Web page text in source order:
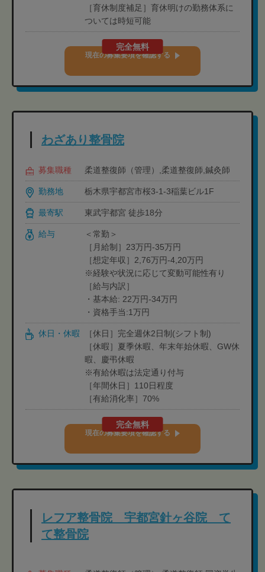
［育休制度補足］育休明けの勤務体系に
ついては時短可能
完全無料
現在の募集要項を確認する
わざあり整骨院
募集職種 柔道整復師（管理）,柔道整復師,鍼灸師
勤務地 栃木県宇都宮市桜3-1-3稲葉ビル1F
最寄駅 東武宇都宮 徒歩18分
給与
＜常勤＞
［月給制］23万円-35万円
［想定年収］2,76万円‐4,20万円
※経験や状況に応じて変動可能性有り
［給与内訳］
・基本給: 22万円-34万円
・資格手当:1万円
休日・休暇
［休日］完全週休2日制(シフト制)
［休暇］夏季休暇、年末年始休暇、GW休
暇、慶弔休暇
※有給休暇は法定通り付与
［年間休日］110日程度
［有給消化率］70%
完全無料
現在の募集要項を確認する
レフア整骨院 宇都宮針ヶ谷院 て
て整骨院